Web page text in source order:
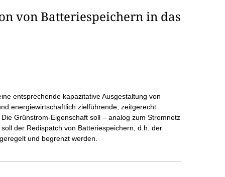
von Batteriespeichern in das
entsprechende kapazitative Ausgestaltung von
energiewirtschaftlich zielführende, zeitgerecht
Grünstrom-Eigenschaft soll – analog zum Stromnetz
der Redispatch von Batteriespeichern, d.h. der
und begrenzt werden.